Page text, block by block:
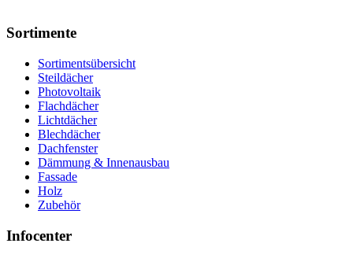
Sortimente
Sortimentsübersicht
Steildächer
Photovoltaik
Flachdächer
Lichtdächer
Blechdächer
Dachfenster
Dämmung & Innenausbau
Fassade
Holz
Zubehör
Infocenter